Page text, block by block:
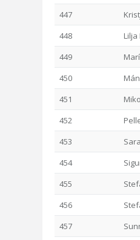
447
448
449
450
451
452
453
454
455
456
457